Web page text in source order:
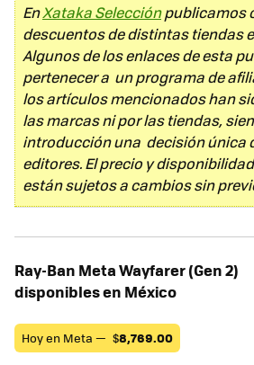
EnXataka Selecciónpublicamos
descuentos de distintas tiendas
Algunos de los enlaces de esta
pertenecer a un programa de
los artículos mencionados han
las marcas ni por las tiendas,
introducción una decisión única
editores. El precio y
están sujetos a cambios sin
Ray-Ban Meta Wayfarer (Gen 2)
disponibles en México
Hoy en Meta — $8,769.00